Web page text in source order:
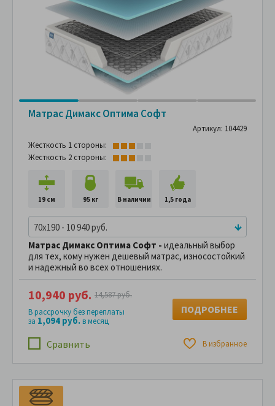
Матрас Димакс Оптима Софт
Артикул: 104429
Жесткость 1 стороны:
Жесткость 2 стороны:
19 см 95 кг В наличии 1,5 года
70x190 - 10 940 руб.
Матрас Димакс Оптима Софт - идеальный выбор
для тех, кому нужен дешевый матрас, износостойкий
и надежный во всех отношениях.
Сравнить В избранное
10,940 руб. 14,587 руб.
В рассрочку без переплаты
за 1,094 руб.в месяц
ПОДРОБНЕЕ